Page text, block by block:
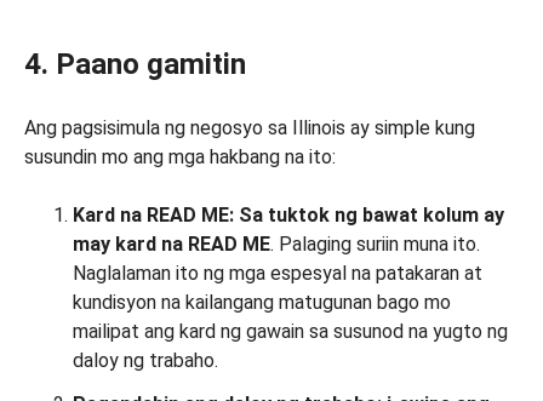
4. Paano gamitin
Ang pagsisimula ng negosyo sa Illinois ay simple kung
susundin mo ang mga hakbang na ito:
Kard na READ ME: Sa tuktok ng bawat kolum ay
may kard na READ ME. Palaging suriin muna ito.
Naglalaman ito ng mga espesyal na patakaran at
kundisyon na kailangang matugunan bago mo
mailipat ang kard ng gawain sa susunod na yugto ng
daloy ng trabaho.